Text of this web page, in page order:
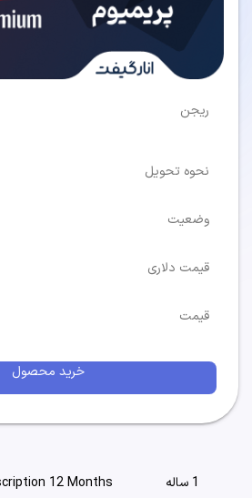
1 ساله
12 Months
ریجن
نحوه تحویل
وضعیت
قیمت دلاری
قیمت
خرید محصول